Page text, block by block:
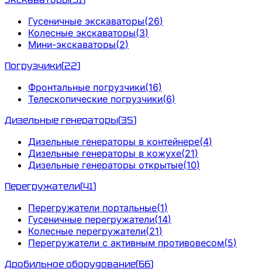
Гусеничные экскаваторы(26)
Колесные экскаваторы(3)
Мини-экскаваторы(2)
Погрузчики(22)
Фронтальные погрузчики(16)
Телескопические погрузчики(6)
Дизельные генераторы(35)
Дизельные генераторы в контейнере(4)
Дизельные генераторы в кожухе(21)
Дизельные генераторы открытые(10)
Перегружатели(41)
Перегружатели портальные(1)
Гусеничные перегружатели(14)
Колесные перегружатели(21)
Перегружатели с активным противовесом(5)
Дробильное оборудование(66)